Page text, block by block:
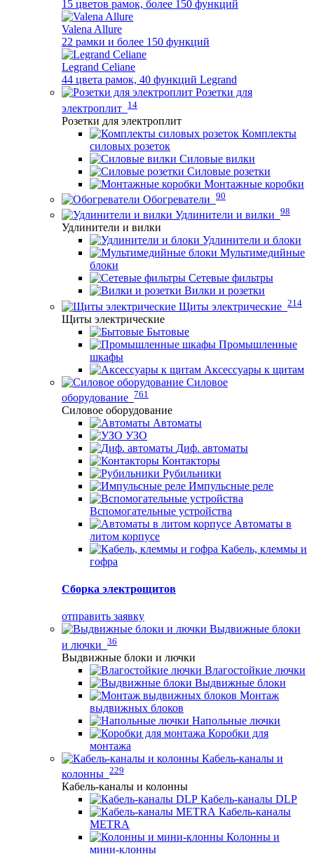
15 цветов рамок, более 150 функций
Valena Allure
22 рамки и более 150 функций
Legrand Celiane
44 цвета рамок, 40 функций Legrand
Розетки для
электроплит 14
Розетки для электроплит
Комплекты
силовых розеток
Силовые вилки
Силовые розетки
Монтажные коробки
Обогреватели 90
Удлинители и вилки 98
Удлинители и вилки
Удлинители и блоки
Мультимедийные
блоки
Сетевые фильтры
Вилки и розетки
Щиты электрические 214
Щиты электрические
Бытовые
Промышленные
шкафы
Аксессуары к щитам
Силовое
оборудование 761
Силовое оборудование
Автоматы
УЗО
Диф. автоматы
Контакторы
Рубильники
Импульсные реле
Вспомогательные устройства
Автоматы в
литом корпусе
Кабель, клеммы и
гофра
Сборка электрощитов
отправить заявку
Выдвижные блоки
и лючки 36
Выдвижные блоки и лючки
Влагостойкие лючки
Выдвижные блоки
Монтаж
выдвижных блоков
Напольные лючки
Коробки для
монтажа
Кабель-каналы и
колонны 229
Кабель-каналы и колонны
Кабель-каналы DLP
Кабель-каналы
METRA
Колонны и
мини-клонны